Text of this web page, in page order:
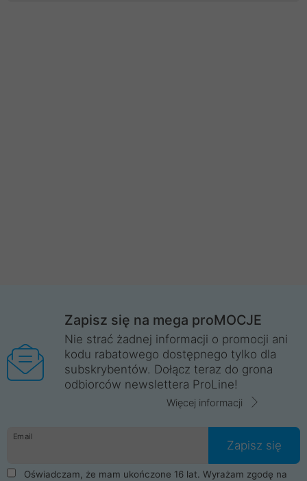
Zapisz się na mega proMOCJE
Nie strać żadnej informacji o promocji ani
kodu rabatowego dostępnego tylko dla
subskrybentów. Dołącz teraz do grona
odbiorców newslettera ProLine!
Więcej informacji
Email
Zapisz się
Oświadczam, że mam ukończone 16 lat. Wyrażam zgodę na